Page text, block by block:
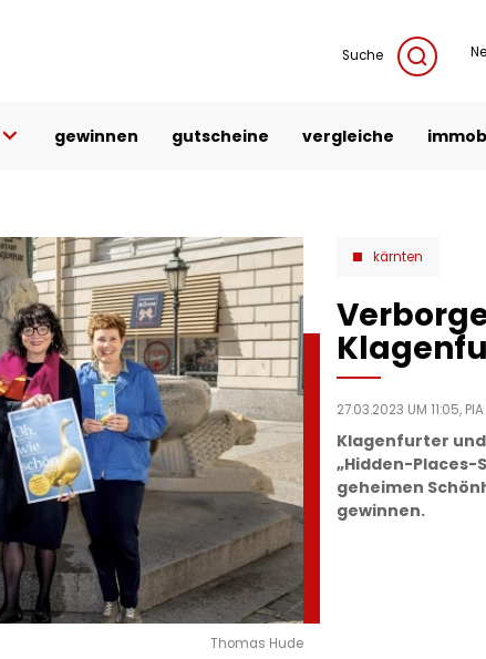
Suche
gewinnen gutscheine vergleiche
Thomas Hude
kärnten
27.03.2023 UM 11:05,
Klagenfurter
„Hidden-Places-
geheimen
gewinnen.